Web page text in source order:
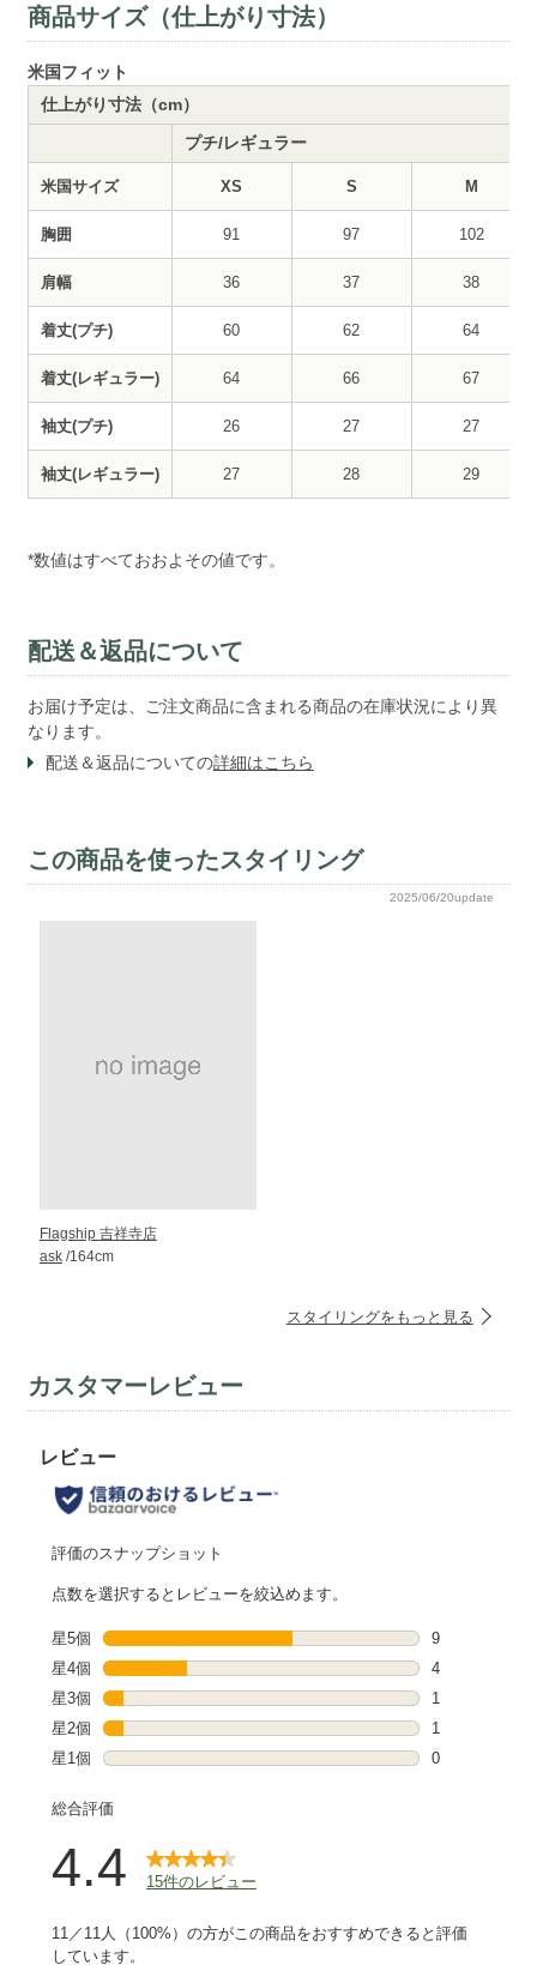
商品サイズ（仕上がり寸法）
米国フィット
仕上がり寸法（cm）
プチ/レギュラー
米国サイズ XS S M
胸囲 91 97 102
肩幅 36 37 38
着丈(プチ) 60 62 64
着丈(レギュラー) 64 66 67
袖丈(プチ) 26 27 27
袖丈(レギュラー) 27 28 29
*数値はすべておおよその値です。
配送＆返品について
お届け予定は、ご注文商品に含まれる商品の在庫状況により異
なります。
配送＆返品についての詳細はこちら
この商品を使ったスタイリング
2025/06/20update
Flagship 吉祥寺店
ask/164cm
スタイリングをもっと見る
カスタマーレビュー